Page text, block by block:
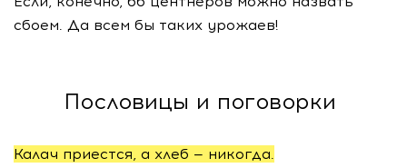
сбоем. Да всем бы таких урожаев!
Пословицы и поговорки
Калач приестся, а хлеб — никогда.